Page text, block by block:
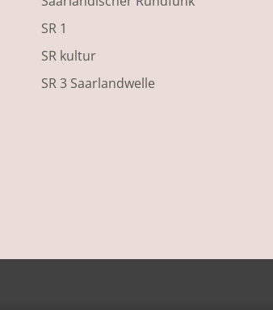
SR 1
SR kultur
SR 3 Saarlandwelle